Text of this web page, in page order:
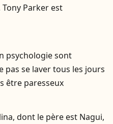
Tony Parker est
psychologie sont
pas se laver tous les jours
être paresseux
dont le père est Nagui,